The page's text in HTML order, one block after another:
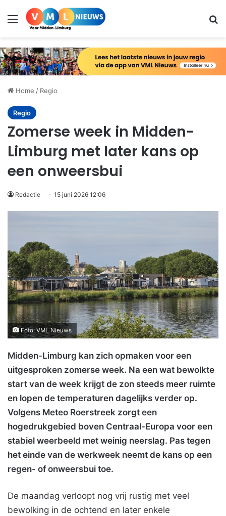
Menu
Home / Regio
Regio
Zomerse week in Midden-
Limburg met later kans op
een onweersbui
Redactie 15 juni 2026 12:06
Foto: VML Nieuws
Midden-Limburg kan zich opmaken voor een
uitgesproken zomerse week. Na een wat bewolkte
start van de week krijgt de zon steeds meer ruimte
en lopen de temperaturen dagelijks verder op.
Volgens Meteo Roerstreek zorgt een
hogedrukgebied boven Centraal-Europa voor een
stabiel weerbeeld met weinig neerslag. Pas tegen
het einde van de werkweek neemt de kans op een
regen- of onweersbui toe.
De maandag verloopt nog vrij rustig met veel
bewolking in de ochtend en later enkele